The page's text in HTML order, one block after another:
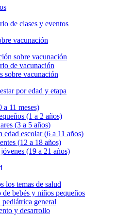
de clases y eventos
vacunación
sobre vacunación
de vacunación
sobre vacunación
por edad y etapa
a 11 meses)
(1 a 2 años)
(3 a 5 años)
edad escolar (6 a 11 años)
(12 a 18 años)
(19 a 21 años)
los temas de salud
de bebés y niños pequeños
pediátrica general
y desarrollo